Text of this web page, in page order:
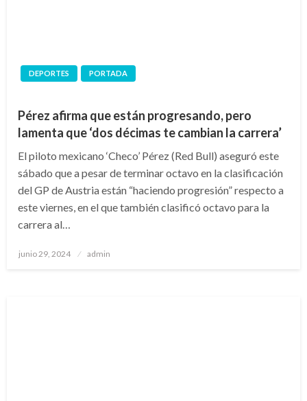
DEPORTES PORTADA
Pérez afirma que están progresando, pero
lamenta que ‘dos décimas te cambian la carrera’
El piloto mexicano ‘Checo’ Pérez (Red Bull) aseguró este
sábado que a pesar de terminar octavo en la clasificación
del GP de Austria están “haciendo progresión” respecto a
este viernes, en el que también clasificó octavo para la
carrera al…
Publicado
junio 29, 2024 admin